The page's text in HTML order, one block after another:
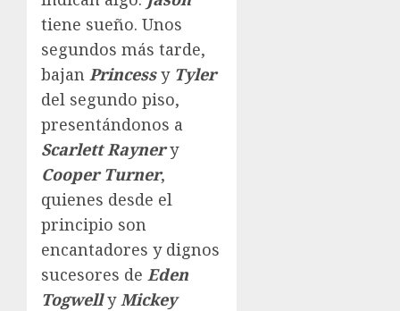
tiene sueño. Unos
segundos más tarde,
bajan Princessy Tyler
del segundo piso,
presentándonos a
Scarlett Raynery
Cooper Turner,
quienes desde el
principio son
encantadores y dignos
sucesores de Eden
TogwellyMickey